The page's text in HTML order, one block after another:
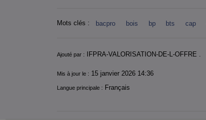
Mots clés : bacpro bois bp bts cap
Informations
Ajouté par : IFPRA-VALORISATION-DE-L-OFFRE .
Mis à jour le : 15 janvier 2026 14:36
Langue principale : Français